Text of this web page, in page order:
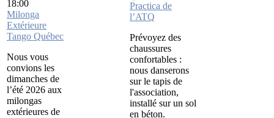
18:00
Milonga
Extérieure
Tango Québec
Nous vous
convions les
dimanches de
l’été 2026 aux
milongas
extérieures de
Practica de
l’ATQ
Prévoyez des
chaussures
confortables :
nous danserons
sur le tapis de
l'association,
installé sur un sol
en béton.